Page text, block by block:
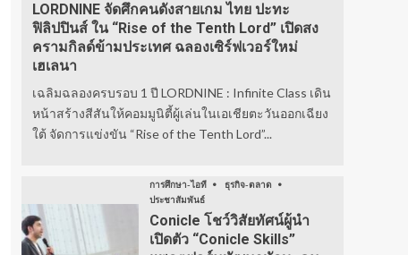
LORDNINE จัดศึกคนดังสายเกม ไทย ปะทะ
ฟิลิปปินส์ ใน “Rise of the Tenth Lord” เปิดสง
ครามกิลด์ข้ามประเทศ ฉลองเซิร์ฟเวอร์ใหม่
เฮเลนา
เฉลิมฉลองครบรอบ 1 ปี LORDNINE : Infinite Class เดิน
หน้าสร้างสีสันให้คอมมูนิตี้ผู้เล่นในเอเชียตะวันออกเฉียง
ใต้ จัดการแข่งขัน “Rise of the Tenth Lord”...
การศึกษา-ไอที
ธุรกิจ-ตลาด
ประชาสัมพันธ์
Conicle โชว์วิสัยทัศน์ผู้นำ
เปิดตัว “Conicle Skills”